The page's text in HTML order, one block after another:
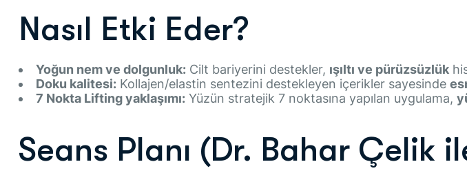
Nasıl Etki Eder?
Yoğun nem ve dolgunluk: Cilt bariyerini destekler, ışıltı ve pürüzsüzlük
Doku kalitesi: Kollajen/elas­tin sentezini destekleyen içerikler sayesinde
7 Nokta Lifting yaklaşımı: Yüzün stratejik 7 noktasına yapılan uygulama,
Seans Planı (Dr. Bahar Çelik